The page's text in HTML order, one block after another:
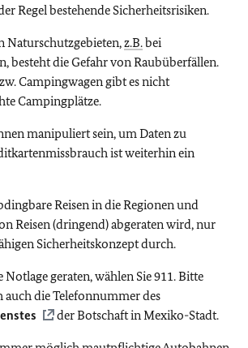
Regel bestehende Sicherheitsrisiken.
Naturschutzgebieten,z.B.bei
besteht die Gefahr von Raubüberfällen.
Campingwagen gibt es nicht
Campingplätze.
manipuliert sein, um Daten zu
ist weiterhin ein
Reisen in die Regionen und
Reisen (dringend) abgeraten wird, nur
Sicherheitskonzept durch.
Notlage geraten, wählen Sie 911. Bitte
auch die Telefonnummer des
der Botschaft in Mexiko-Stadt.